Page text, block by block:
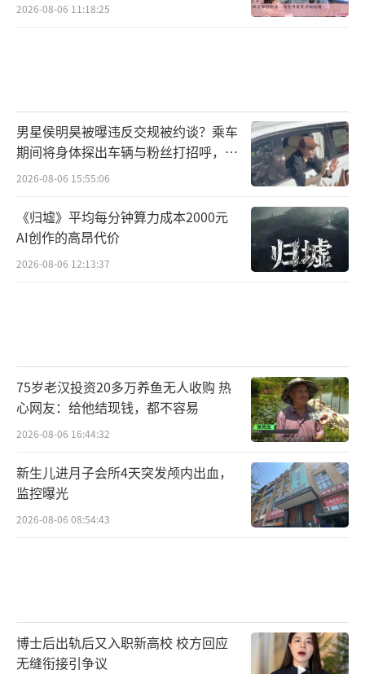
2026-08-06 11:18:25
男星侯明昊被曝违反交规被约谈？乘车
期间将身体探出车辆与粉丝打招呼，当
地交警回应
2026-08-06 15:55:06
《归墟》平均每分钟算力成本2000元
AI创作的高昂代价
2026-08-06 12:13:37
75岁老汉投资20多万养鱼无人收购 热
心网友：给他结现钱，都不容易
2026-08-06 16:44:32
新生儿进月子会所4天突发颅内出血，
监控曝光
2026-08-06 08:54:43
博士后出轨后又入职新高校 校方回应
无缝衔接引争议